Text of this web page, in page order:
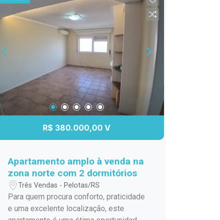
espaço versátil para momentos de
lazer, jardinagem ou para quem deseja
aproveitar a área externa da casa.
Localizada em uma região privilegiada
do Cassino, com fácil acesso aos
principais pontos do balneário, esta é
uma oportunidade para adquirir um
imóvel com excelente potencial por um
valor muito atrativo. Entre em contato e
agende sua visita. Venha conhecer de
R$ 380.000,00 V
Apartamento amplo à venda na
zona norte com 2 dormitórios
Três Vendas - Pelotas/RS
Para quem procura conforto, praticidade
e uma excelente localização, este